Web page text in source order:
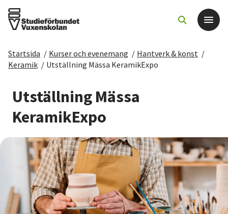
Det här gör vi
För dig som
Sök kurser och evenemang
Om SV
Starta studiecirkel
Cirkelledare
Startsida / Kurser och evenemang / Hantverk & konst /
Keramik / Utställning Mässa KeramikExpo
Utställning Mässa
KeramikExpo